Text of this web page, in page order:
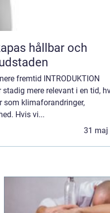
fremtid INTRODUKTION
mere relevant i en tid,
som klimaforandringer,
Hvis vi...
31 maj